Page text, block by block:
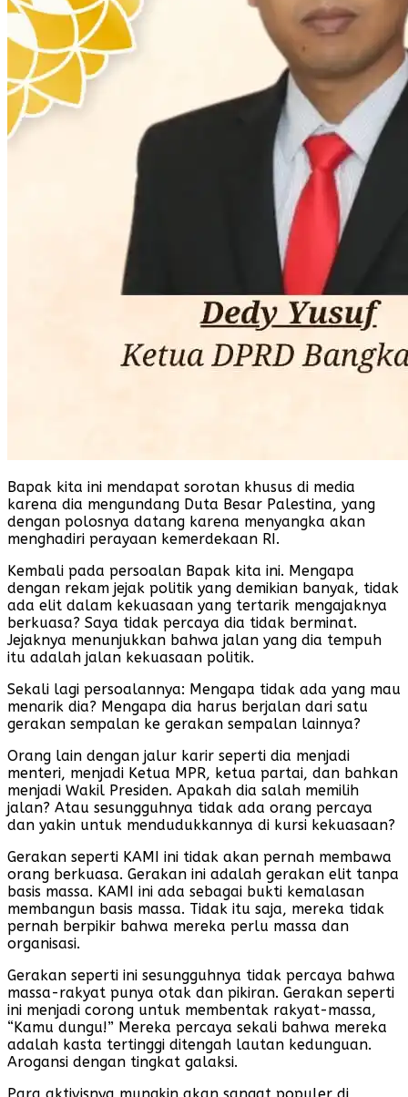
Bapak kita ini mendapat sorotan khusus di media
karena dia mengundang Duta Besar Palestina, yang
dengan polosnya datang karena menyangka akan
menghadiri perayaan kemerdekaan RI.
Kembali pada persoalan Bapak kita ini. Mengapa
dengan rekam jejak politik yang demikian banyak, tidak
ada elit dalam kekuasaan yang tertarik mengajaknya
berkuasa? Saya tidak percaya dia tidak berminat.
Jejaknya menunjukkan bahwa jalan yang dia tempuh
itu adalah jalan kekuasaan politik.
Sekali lagi persoalannya: Mengapa tidak ada yang mau
menarik dia? Mengapa dia harus berjalan dari satu
gerakan sempalan ke gerakan sempalan lainnya?
Orang lain dengan jalur karir seperti dia menjadi
menteri, menjadi Ketua MPR, ketua partai, dan bahkan
menjadi Wakil Presiden. Apakah dia salah memilih
jalan? Atau sesungguhnya tidak ada orang percaya
dan yakin untuk mendudukkannya di kursi kekuasaan?
Gerakan seperti KAMI ini tidak akan pernah membawa
orang berkuasa. Gerakan ini adalah gerakan elit tanpa
basis massa. KAMI ini ada sebagai bukti kemalasan
membangun basis massa. Tidak itu saja, mereka tidak
pernah berpikir bahwa mereka perlu massa dan
organisasi.
Gerakan seperti ini sesungguhnya tidak percaya bahwa
massa-rakyat punya otak dan pikiran. Gerakan seperti
ini menjadi corong untuk membentak rakyat-massa,
“Kamu dungu!” Mereka percaya sekali bahwa mereka
adalah kasta tertinggi ditengah lautan kedunguan.
Arogansi dengan tingkat galaksi.